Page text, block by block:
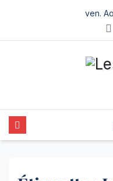
content
ven.